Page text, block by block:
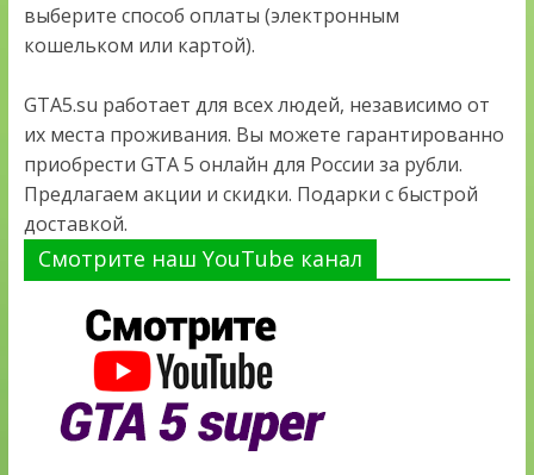
выберите способ оплаты (электронным
кошельком или картой).
GTA5.su работает для всех людей, независимо от
их места проживания. Вы можете гарантированно
приобрести GTA 5 онлайн для России за рубли.
Предлагаем акции и скидки. Подарки с быстрой
доставкой.
Смотрите наш YouTube канал